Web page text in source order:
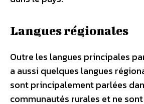
Langues régionales
Outre les langues principales
a aussi quelques langues
sont principalement parlées
communautés rurales et ne